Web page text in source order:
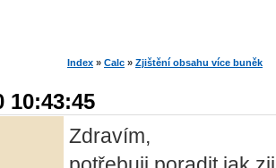
Index » Calc » Zjištění obsahu více buněk
10:43:45
Zdravím,